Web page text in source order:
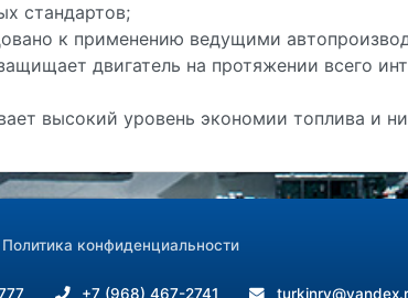
стандартов;
к применению ведущими
двигатель на протяжении всего
высокий уровень экономии топлива и
Политика конфиденциальности
+7 (968) 467-2741